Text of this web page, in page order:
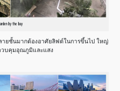
by the bay
ลายชั้นมากต้องอาศัยลิฟต์ในการขึ้นไป ใหญ่
วบคุมอุณภูมิและแสง